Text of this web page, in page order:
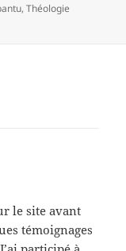
,Théologie
le site avant
témoignages